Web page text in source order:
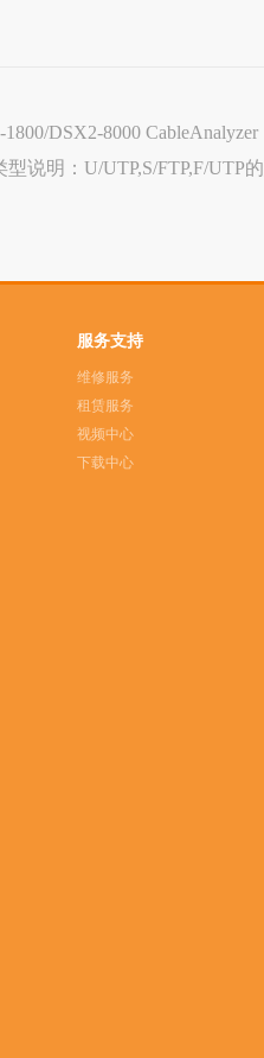
DSX2-8000 CableAnalyzer
型说明：U/UTP,S/FTP,F/UTP
服务支持
维修服务
租赁服务
视频中心
下载中心